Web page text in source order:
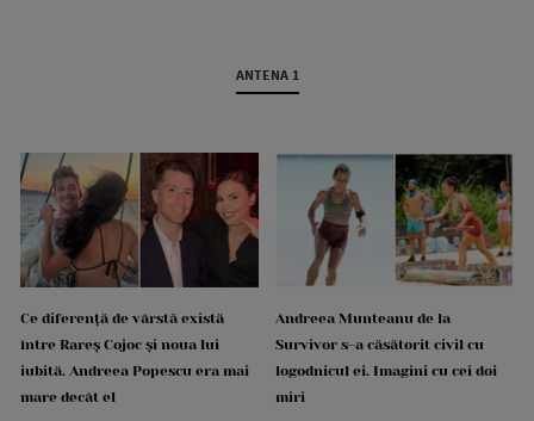
ANTENA 1
Ce diferență de vârstă există
între Rareș Cojoc și noua lui
iubită. Andreea Popescu era mai
mare decât el
Andreea Munteanu de la
Survivor s-a căsătorit civil cu
logodnicul ei. Imagini cu cei doi
miri